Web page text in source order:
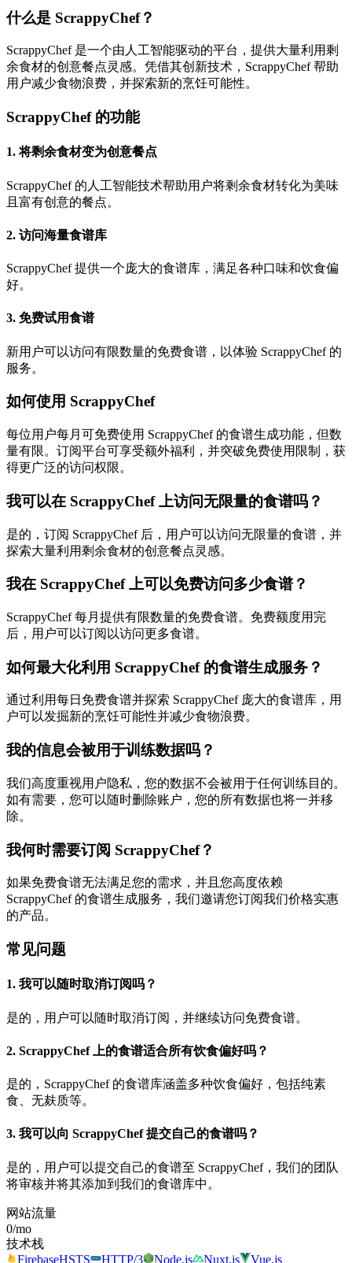
什么是 ScrappyChef？
ScrappyChef 是一个由人工智能驱动的平台，提供大量利用剩
余食材的创意餐点灵感。凭借其创新技术，ScrappyChef 帮助
用户减少食物浪费，并探索新的烹饪可能性。
ScrappyChef 的功能
1. 将剩余食材变为创意餐点
ScrappyChef 的人工智能技术帮助用户将剩余食材转化为美味
且富有创意的餐点。
2. 访问海量食谱库
ScrappyChef 提供一个庞大的食谱库，满足各种口味和饮食偏
好。
3. 免费试用食谱
新用户可以访问有限数量的免费食谱，以体验 ScrappyChef 的
服务。
如何使用 ScrappyChef
每位用户每月可免费使用 ScrappyChef 的食谱生成功能，但数
量有限。订阅平台可享受额外福利，并突破免费使用限制，获
得更广泛的访问权限。
我可以在 ScrappyChef 上访问无限量的食谱吗？
是的，订阅 ScrappyChef 后，用户可以访问无限量的食谱，并
探索大量利用剩余食材的创意餐点灵感。
我在 ScrappyChef 上可以免费访问多少食谱？
ScrappyChef 每月提供有限数量的免费食谱。免费额度用完
后，用户可以订阅以访问更多食谱。
如何最大化利用 ScrappyChef 的食谱生成服务？
通过利用每日免费食谱并探索 ScrappyChef 庞大的食谱库，用
户可以发掘新的烹饪可能性并减少食物浪费。
我的信息会被用于训练数据吗？
我们高度重视用户隐私，您的数据不会被用于任何训练目的。
如有需要，您可以随时删除账户，您的所有数据也将一并移
除。
我何时需要订阅 ScrappyChef？
如果免费食谱无法满足您的需求，并且您高度依赖
ScrappyChef 的食谱生成服务，我们邀请您订阅我们价格实惠
的产品。
常见问题
1. 我可以随时取消订阅吗？
是的，用户可以随时取消订阅，并继续访问免费食谱。
2. ScrappyChef 上的食谱适合所有饮食偏好吗？
是的，ScrappyChef 的食谱库涵盖多种饮食偏好，包括纯素
食、无麸质等。
3. 我可以向 ScrappyChef 提交自己的食谱吗？
是的，用户可以提交自己的食谱至 ScrappyChef，我们的团队
将审核并将其添加到我们的食谱库中。
网站流量
0/mo
技术栈
FirebaseHSTS HTTP/3 Node.js Nuxt.js
Vue.js